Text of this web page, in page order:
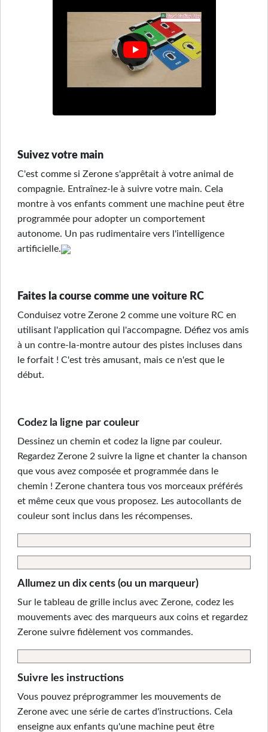
Suivez votre main
C'est comme si Zerone s'apprêtait à votre animal de
compagnie. Entraînez-le à suivre votre main. Cela
montre à vos enfants comment une machine peut être
programmée pour adopter un comportement
autonome. Un pas rudimentaire vers l'intelligence
artificielle.
Faites la course comme une voiture RC
Conduisez votre Zerone 2 comme une voiture RC en
utilisant l'application qui l'accompagne. Défiez vos amis
à un contre-la-montre autour des pistes incluses dans
le forfait ! C'est très amusant, mais ce n'est que le
début.
Codez la ligne par couleur
Dessinez un chemin et codez la ligne par couleur.
Regardez Zerone 2 suivre la ligne et chanter la chanson
que vous avez composée et programmée dans le
chemin ! Zerone chantera tous vos morceaux préférés
et même ceux que vous proposez. Les autocollants de
couleur sont inclus dans les récompenses.
Allumez un dix cents (ou un marqueur)
Sur le tableau de grille inclus avec Zerone, codez les
mouvements avec des marqueurs aux coins et regardez
Zerone suivre fidèlement vos commandes.
Suivre les instructions
Vous pouvez préprogrammer les mouvements de
Zerone avec une série de cartes d'instructions. Cela
enseigne aux enfants qu'une machine peut être